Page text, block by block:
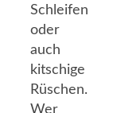
Schleifen
oder
auch
kitschige
Rüschen.
Wer